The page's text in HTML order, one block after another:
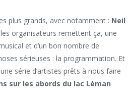
plus grands, avec notamment : Neil
organisateurs remettent ça, une
et d’un bon nombre de
sérieuses : la programmation. Et
série d’artistes prêts à nous faire
sur les abords du lac Léman